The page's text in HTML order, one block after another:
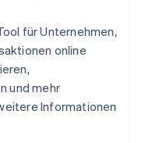
für Unternehmen,
online
und mehr
Informationen